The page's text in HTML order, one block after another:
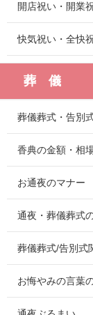
開店祝い・開業
快気祝い・全快
葬 儀
葬儀葬式・告別
香典の金額・相
お通夜のマナー
通夜・葬儀葬式
葬儀葬式/告別式
お悔やみの言葉